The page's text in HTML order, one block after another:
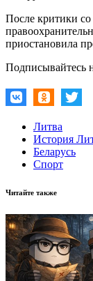
После критики
приостановила
Подписывайтесь
Литва
История
Беларусь
Спорт
Читайте также